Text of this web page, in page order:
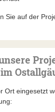
Sie auf der
Ort eingesetzt